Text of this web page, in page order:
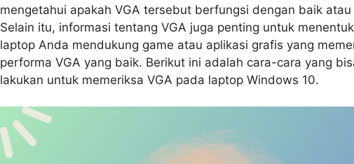
mengetahui apakah VGA tersebut berfungsi dengan baik
Selain itu, informasi tentang VGA juga penting untuk
laptop Anda mendukung game atau aplikasi grafis yang
performa VGA yang baik. Berikut ini adalah cara-cara yang
lakukan untuk memeriksa VGA pada laptop Windows 10.